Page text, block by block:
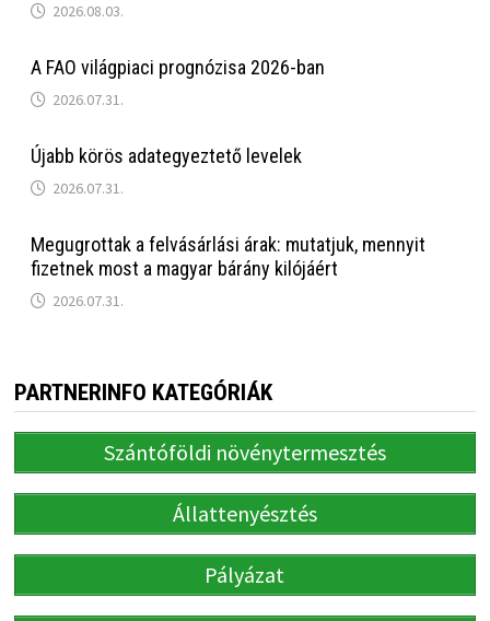
2026.08.03.
A FAO világpiaci prognózisa 2026-ban
2026.07.31.
Újabb körös adategyeztető levelek
2026.07.31.
Megugrottak a felvásárlási árak: mutatjuk, mennyit
fizetnek most a magyar bárány kilójáért
2026.07.31.
PARTNERINFO KATEGÓRIÁK
Szántóföldi növénytermesztés
Állattenyésztés
Pályázat